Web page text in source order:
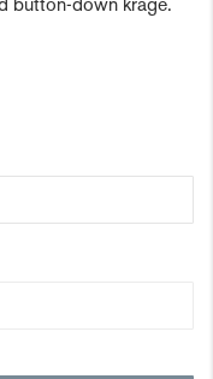
button-down krage.